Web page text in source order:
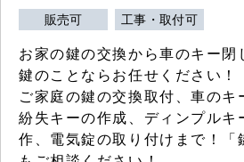
販売可 工事・取付可
お家の鍵の交換から車のキー閉
鍵のことならお任せください！
ご家庭の鍵の交換取付、車のキ
紛失キーの作成、ディンプルキ
作、電気錠の取り付けまで！「